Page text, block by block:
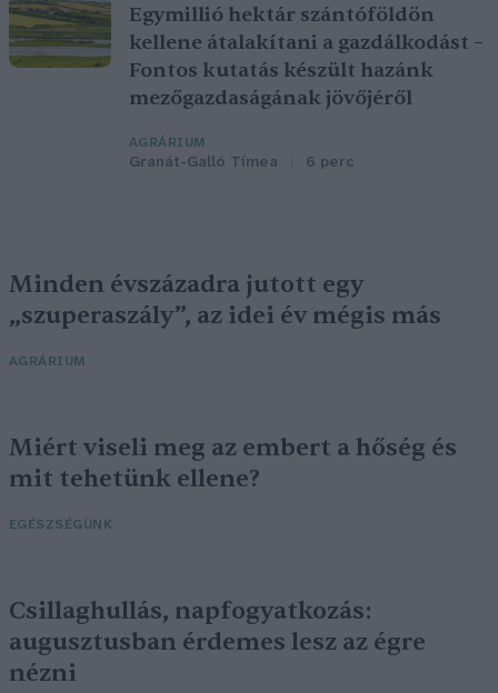
Egymillió hektár szántóföldön
kellene átalakítani a gazdálkodást –
Fontos kutatás készült hazánk
mezőgazdaságának jövőjéről
AGRÁRIUM
Granát-Galló Tímea 6 perc
Minden évszázadra jutott egy
„szuperaszály”, az idei év mégis más
AGRÁRIUM
Miért viseli meg az embert a hőség és
mit tehetünk ellene?
EGÉSZSÉGÜNK
Csillaghullás, napfogyatkozás:
augusztusban érdemes lesz az égre
nézni